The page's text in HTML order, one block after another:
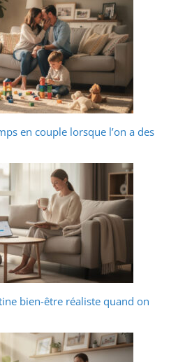
en couple lorsque l’on a des
bien-être réaliste quand on